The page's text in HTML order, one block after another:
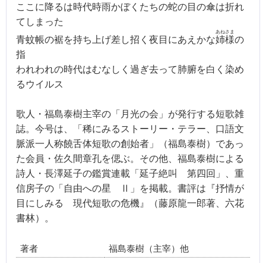
ここに降るは時代時雨かぼくたちの蛇の目の傘は折れ
てしまった
青蚊帳の裾を持ち上げ差し招く夜目にあえかな姉様
あねさま
の
指
われわれの時代はむなしく過ぎ去って肺腑を白く染め
るウイルス
歌人・福島泰樹主宰の「月光の会」が発行する短歌雑
誌。今号は、「稀にみるストーリー・テラー、口語文
脈派一人称饒舌体短歌の創始者」（福島泰樹）であっ
た会員・佐久間章孔を偲ぶ。その他、福島泰樹による
詩人・長澤延子の鑑賞連載「延子絶叫 第四回」、重
信房子の「自由への星 Ⅱ」を掲載。書評は『抒情が
目にしみる 現代短歌の危機』（藤原龍一郎著、六花
書林）。
著者 福島泰樹（主宰）他